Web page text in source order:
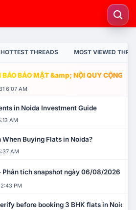
HOTTEST THREADS MOST VIEWED
BÁO BẢO MẬT &amp; NỘI QUY CỘNG
6:07 AM
in Noida Investment Guide
AM
When Buying Flats in Noida?
AM
Phân tích snapshot ngày 06/08/2026
PM
before booking 3 BHK flats in Noida?